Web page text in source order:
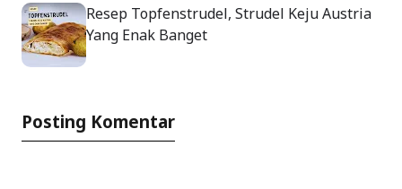
Resep Topfenstrudel, Strudel Keju Austria
Yang Enak Banget
Posting Komentar